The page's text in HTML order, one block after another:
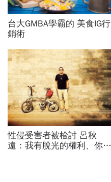
台大GMBA學霸的 美食IG行
銷術
性侵受害者被檢討 呂秋
遠：我有脫光的權利、你有